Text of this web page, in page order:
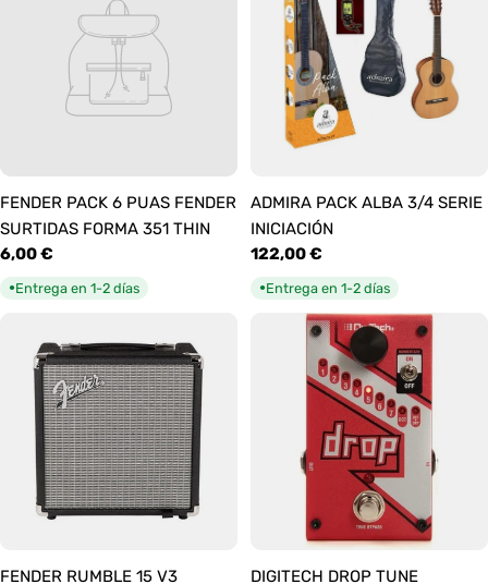
FENDER PACK 6 PUAS FENDER
SURTIDAS FORMA 351 THIN
Precio
habitual
6,00 €
●Entrega en 1-2 días
ADMIRA PACK ALBA 3/4 SERIE
INICIACIÓN
Precio
habitual
122,00 €
●Entrega en 1-2 días
FENDER RUMBLE 15 V3
DIGITECH DROP TUNE